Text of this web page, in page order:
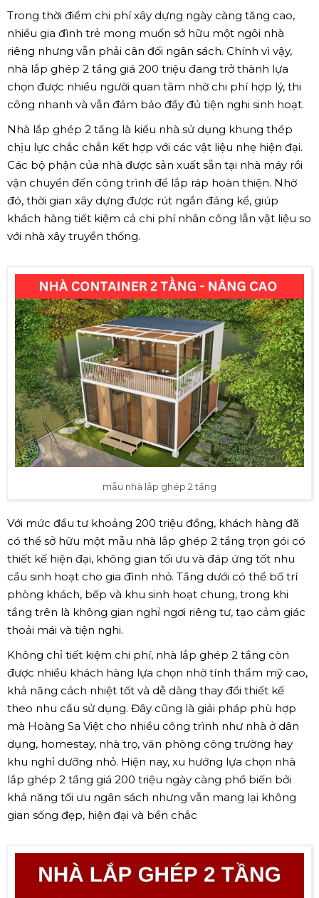
Trong thời điểm chi phí xây dựng ngày càng tăng cao,
nhiều gia đình trẻ mong muốn sở hữu một ngôi nhà
riêng nhưng vẫn phải cân đối ngân sách. Chính vì vậy,
nhà lắp ghép 2 tầng giá 200 triệu đang trở thành lựa
chọn được nhiều người quan tâm nhờ chi phí hợp lý, thi
công nhanh và vẫn đảm bảo đầy đủ tiện nghi sinh hoạt.
Nhà lắp ghép 2 tầng là kiểu nhà sử dụng khung thép
chịu lực chắc chắn kết hợp với các vật liệu nhẹ hiện đại.
Các bộ phận của nhà được sản xuất sẵn tại nhà máy rồi
vận chuyển đến công trình để lắp ráp hoàn thiện. Nhờ
đó, thời gian xây dựng được rút ngắn đáng kể, giúp
khách hàng tiết kiệm cả chi phí nhân công lẫn vật liệu so
với nhà xây truyền thống.
mẫu nhà lắp ghép 2 tầng
Với mức đầu tư khoảng 200 triệu đồng, khách hàng đã
có thể sở hữu một mẫu nhà lắp ghép 2 tầng trọn gói có
thiết kế hiện đại, không gian tối ưu và đáp ứng tốt nhu
cầu sinh hoạt cho gia đình nhỏ. Tầng dưới có thể bố trí
phòng khách, bếp và khu sinh hoạt chung, trong khi
tầng trên là không gian nghỉ ngơi riêng tư, tạo cảm giác
thoải mái và tiện nghi.
Không chỉ tiết kiệm chi phí, nhà lắp ghép 2 tầng còn
được nhiều khách hàng lựa chọn nhờ tính thẩm mỹ cao,
khả năng cách nhiệt tốt và dễ dàng thay đổi thiết kế
theo nhu cầu sử dụng. Đây cũng là giải pháp phù hợp
mà Hoàng Sa Việt cho nhiều công trình như nhà ở dân
dụng, homestay, nhà trọ, văn phòng công trường hay
khu nghỉ dưỡng nhỏ. Hiện nay, xu hướng lựa chọn nhà
lắp ghép 2 tầng giá 200 triệu ngày càng phổ biến bởi
khả năng tối ưu ngân sách nhưng vẫn mang lại không
gian sống đẹp, hiện đại và bền chắc